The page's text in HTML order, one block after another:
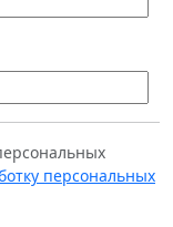
персональных